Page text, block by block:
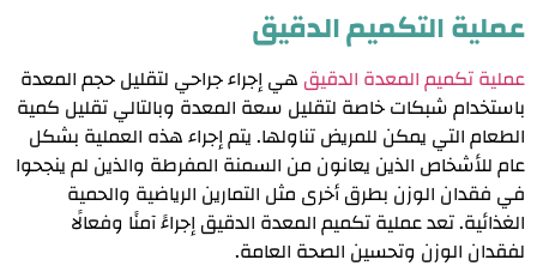
عملية التكميم الدقيق
عملية تكميم المعدة الدقيق هي إجراء جراحي لتقليل حجم المعدة
باستخدام شبكات خاصة لتقليل سعة المعدة وبالتالي تقليل كمية
الطعام التي يمكن للمريض تناولها. يتم إجراء هذه العملية بشكل
عام للأشخاص الذين يعانون من السمنة المفرطة والذين لم ينجحوا
في فقدان الوزن بطرق أخرى مثل التمارين الرياضية والحمية
الغذائية. تعد عملية تكميم المعدة الدقيق إجراءً آمنًا وفعالًا
لفقدان الوزن وتحسين الصحة العامة.